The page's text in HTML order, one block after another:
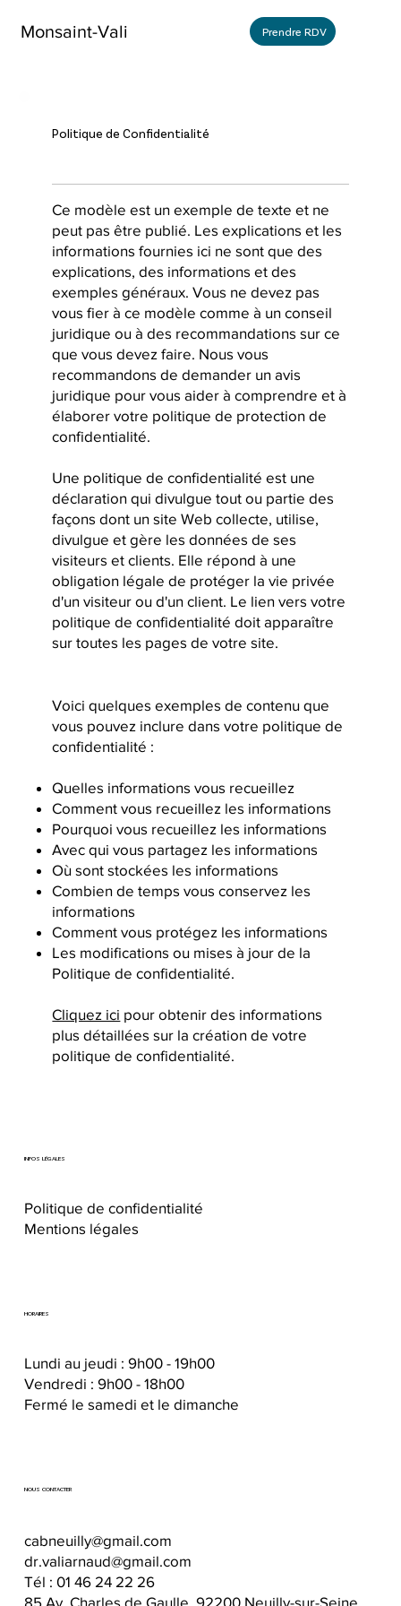
Monsaint-Vali Prendre RDV
Politique de Confidentialité
Ce modèle est un exemple de texte et ne
peut pas être publié. Les explications et les
informations fournies ici ne sont que des
explications, des informations et des
exemples généraux. Vous ne devez pas
vous fier à ce modèle comme à un conseil
juridique ou à des recommandations sur ce
que vous devez faire. Nous vous
recommandons de demander un avis
juridique pour vous aider à comprendre et à
élaborer votre politique de protection de
confidentialité.
Une politique de confidentialité est une
déclaration qui divulgue tout ou partie des
façons dont un site Web collecte, utilise,
divulgue et gère les données de ses
visiteurs et clients. Elle répond à une
obligation légale de protéger la vie privée
d'un visiteur ou d'un client. Le lien vers votre
politique de confidentialité doit apparaître
sur toutes les pages de votre site.
Voici quelques exemples de contenu que
vous pouvez inclure dans votre politique de
confidentialité :
Quelles informations vous recueillez
Comment vous recueillez les informations
Pourquoi vous recueillez les informations
Avec qui vous partagez les informations
Où sont stockées les informations
Combien de temps vous conservez les
informations
Comment vous protégez les informations
Les modifications ou mises à jour de la
Politique de confidentialité.
Cliquez ici pour obtenir des informations
plus détaillées sur la création de votre
politique de confidentialité.
INFOS LÉGALES
Politique de confidentialité
Mentions légales
HORAIRES
Lundi au jeudi : 9h00 - 19h00
Vendredi : 9h00 - 18h00
Fermé le samedi et le dimanche
NOUS CONTACTER
cabneuilly@gmail.com
dr.valiarnaud@gmail.com
Tél : 01 46 24 22 26
85 Av. Charles de Gaulle, 92200 Neuilly-sur-Seine